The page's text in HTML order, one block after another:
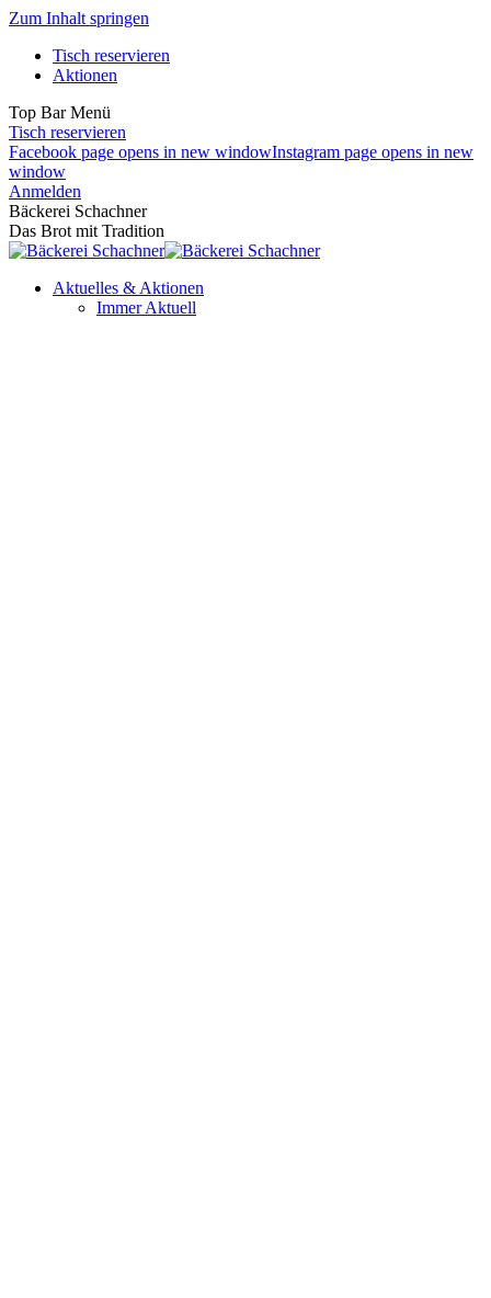
Zum Inhalt springen
Tisch reservieren
Aktionen
Top Bar Menü
Tisch reservieren
Facebook page opens in new windowInstagram page opens in new
window
Anmelden
Bäckerei Schachner
Das Brot mit Tradition
Aktuelles & Aktionen
Immer Aktuell